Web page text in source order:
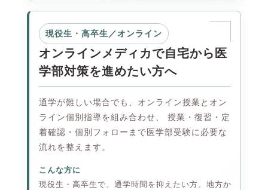
現役生・高卒生／オンライン
オンラインメディカで自宅から医
学部対策を進めたい方へ
通学が難しい場合でも、オンライン授業とオン
ライン個別指導を組み合わせ、 授業・復習・定
着確認・個別フォローまで医学部受験に必要な
流れを整えます。
こんな方に
現役生・高卒生で、通学時間を抑えたい方、地方か